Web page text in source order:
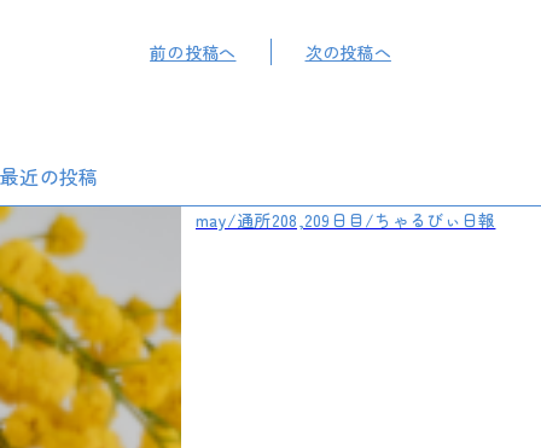
前の投稿へ 次の投稿へ
最近の投稿
may/通所208,209日目/ちゃるびぃ日報